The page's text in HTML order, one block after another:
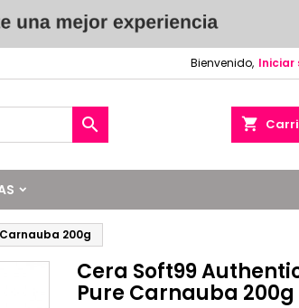
Bienvenido, Iniciar
shopping_cart

200g
Cera Soft99
Pure Carnauba 200g